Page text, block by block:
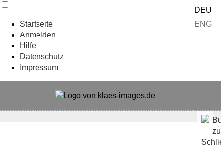
Startseite
Anmelden
Hilfe
Datenschutz
Impressum
DEU
ENG